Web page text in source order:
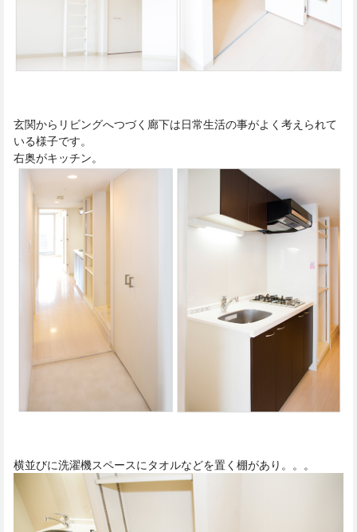
玄関からリビングへつづく廊下は日常生活の事がよく考えられて
いる様子です。
右奥がキッチン。
横並びに洗濯機スペースにタオルなどを置く棚があり。。。